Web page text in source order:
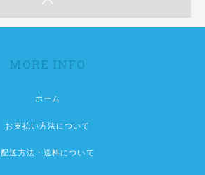
MORE INFO
ホーム
お支払い方法について
配送方法・送料について